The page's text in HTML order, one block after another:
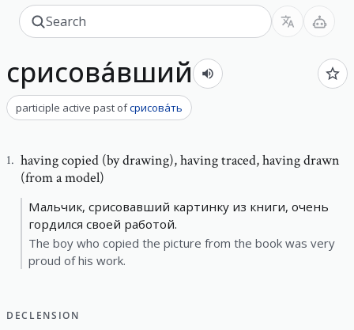
срисова́вший
participle active past ofсрисова́ть
1. having copied (by drawing),having traced, having drawn
(from a model)
Мальчик, срисовавший картинку из книги, очень
гордился своей работой.
The boy who copied the picture from the book was very
proud of his work.
DECLENSION